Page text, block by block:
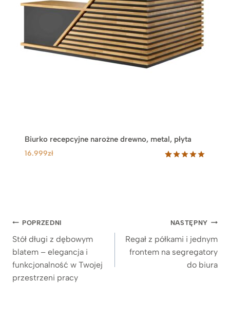
Biurko recepcyjne narożne drewno, metal, płyta
16.999zł
Nawigacja
wpisu
POPRZEDNI
Stół długi z dębowym
blatem – elegancja i
funkcjonalność w Twojej
przestrzeni pracy
NASTĘPNY
Regał z półkami i jednym
frontem na segregatory
do biura